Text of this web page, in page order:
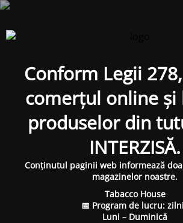
Conform Legii
comerțul online și
produselor din
INTERZISĂ.
Conținutul paginii web informează
magazinelor noastre.
Tabacco House
📅 Program de lucru:
Luni – Duminică